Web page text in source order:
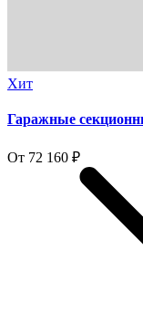
Хит
Гаражные
От 72 160 ₽